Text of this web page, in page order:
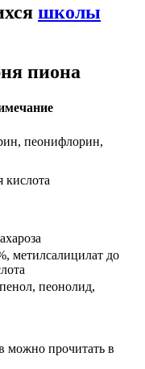
школы
пиона
пеонифлорин,
кислота
метилсалицилат до
пеонолид,
можно прочитать в